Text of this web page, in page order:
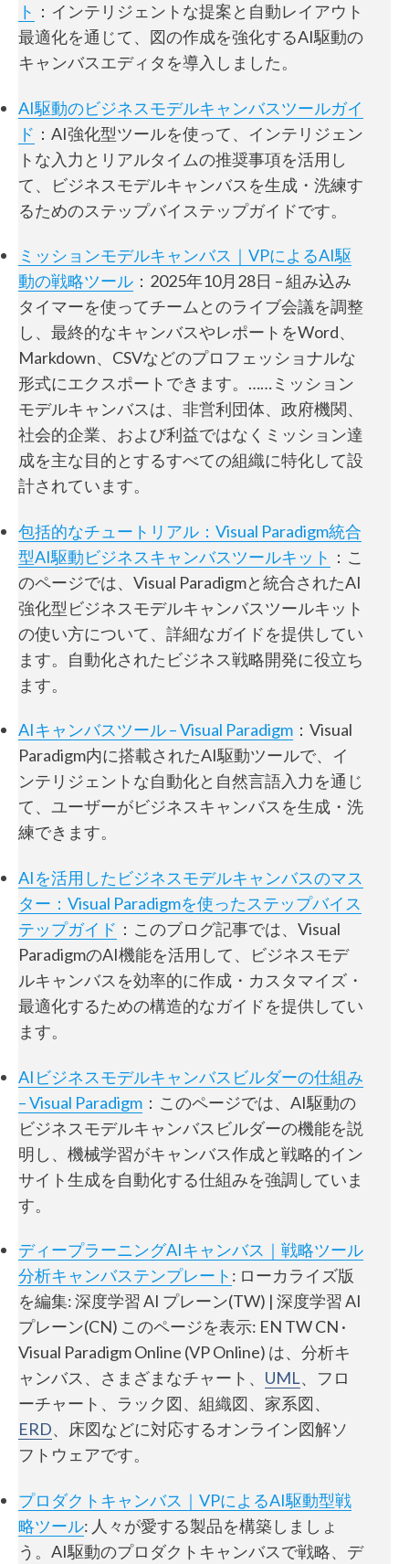
ト ：インテリジェントな提案と自動レイアウト
最適化を通じて、図の作成を強化するAI駆動の
キャンバスエディタを導入しました。
AI駆動のビジネスモデルキャンバスツールガイ
ド ：AI強化型ツールを使って、インテリジェン
トな入力とリアルタイムの推奨事項を活用し
て、ビジネスモデルキャンバスを生成・洗練す
るためのステップバイステップガイドです。
ミッションモデルキャンバス｜VPによるAI駆
動の戦略ツール ：2025年10月28日 – 組み込み
タイマーを使ってチームとのライブ会議を調整
し、最終的なキャンバスやレポートをWord、
Markdown、CSVなどのプロフェッショナルな
形式にエクスポートできます。……ミッション
モデルキャンバスは、非営利団体、政府機関、
社会的企業、および利益ではなくミッション達
成を主な目的とするすべての組織に特化して設
計されています。
包括的なチュートリアル：Visual Paradigm統合
型AI駆動ビジネスキャンバスツールキット ：こ
のページでは、Visual Paradigmと統合されたAI
強化型ビジネスモデルキャンバスツールキット
の使い方について、詳細なガイドを提供してい
ます。自動化されたビジネス戦略開発に役立ち
ます。
AIキャンバスツール – Visual Paradigm ：Visual
Paradigm内に搭載されたAI駆動ツールで、イ
ンテリジェントな自動化と自然言語入力を通じ
て、ユーザーがビジネスキャンバスを生成・洗
練できます。
AIを活用したビジネスモデルキャンバスのマス
ター：Visual Paradigmを使ったステップバイス
テップガイド ：このブログ記事では、Visual
ParadigmのAI機能を活用して、ビジネスモデ
ルキャンバスを効率的に作成・カスタマイズ・
最適化するための構造的なガイドを提供してい
ます。
AIビジネスモデルキャンバスビルダーの仕組み
– Visual Paradigm ：このページでは、AI駆動の
ビジネスモデルキャンバスビルダーの機能を説
明し、機械学習がキャンバス作成と戦略的イン
サイト生成を自動化する仕組みを強調していま
す。
ディープラーニングAIキャンバス｜戦略ツール
分析キャンバステンプレート : ローカライズ版
を編集: 深度学習 AI プレーン(TW) | 深度学習 AI
プレーン(CN) このページを表示: EN TW CN ·
Visual Paradigm Online (VP Online) は、分析キ
ャンバス、さまざまなチャート、 UML、フロ
ーチャート、ラック図、組織図、家系図、
ERD、床図などに対応するオンライン図解ソ
フトウェアです。
プロダクトキャンバス｜VPによるAI駆動型戦
略ツール: 人々が愛する製品を構築しましょ
う。AI駆動のプロダクトキャンバスで戦略、デ